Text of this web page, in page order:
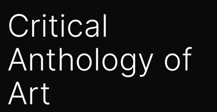
Critical
Anthology of
Art